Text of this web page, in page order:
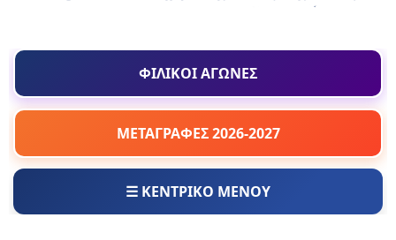
ΦΙΛΙΚΟΙ ΑΓΩΝΕΣ
ΜΕΤΑΓΡΑΦΕΣ 2026-2027
☰ ΚΕΝΤΡΙΚΟ ΜΕΝΟΥ